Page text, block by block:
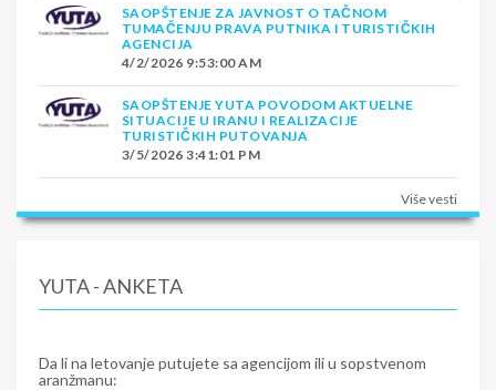
SAOPŠTENJE ZA JAVNOST O TAČNOM
TUMAČENJU PRAVA PUTNIKA I TURISTIČKIH
AGENCIJA
4/2/2026 9:53:00 AM
SAOPŠTENJE YUTA POVODOM AKTUELNE
SITUACIJE U IRANU I REALIZACIJE
TURISTIČKIH PUTOVANJA
3/5/2026 3:41:01 PM
Više vesti
YUTA - ANKETA
Da li na letovanje putujete sa agencijom ili u sopstvenom
aranžmanu: